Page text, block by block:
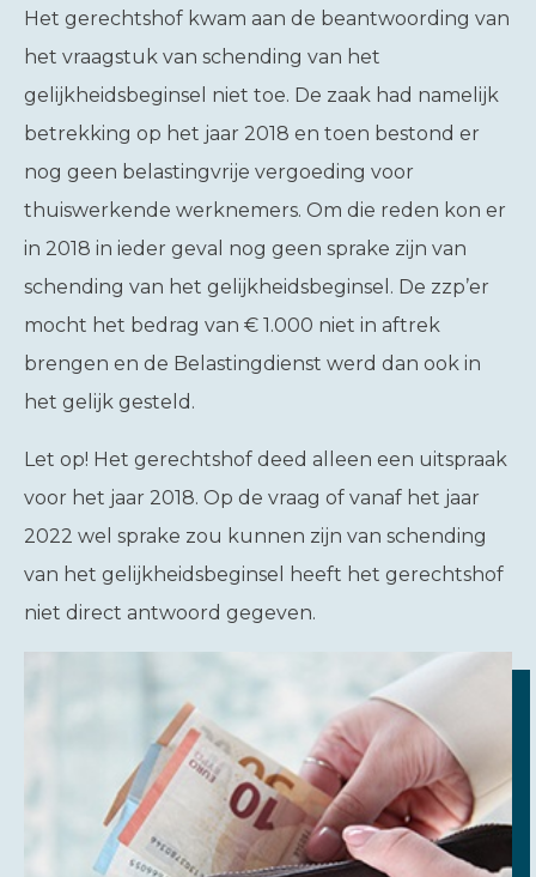
Het gerechtshof kwam aan de beantwoording van
het vraagstuk van schending van het
gelijkheidsbeginsel niet toe. De zaak had namelijk
betrekking op het jaar 2018 en toen bestond er
nog geen belastingvrije vergoeding voor
thuiswerkende werknemers. Om die reden kon er
in 2018 in ieder geval nog geen sprake zijn van
schending van het gelijkheidsbeginsel. De zzp’er
mocht het bedrag van € 1.000 niet in aftrek
brengen en de Belastingdienst werd dan ook in
het gelijk gesteld.
Let op! Het gerechtshof deed alleen een uitspraak
voor het jaar 2018. Op de vraag of vanaf het jaar
2022 wel sprake zou kunnen zijn van schending
van het gelijkheidsbeginsel heeft het gerechtshof
niet direct antwoord gegeven.